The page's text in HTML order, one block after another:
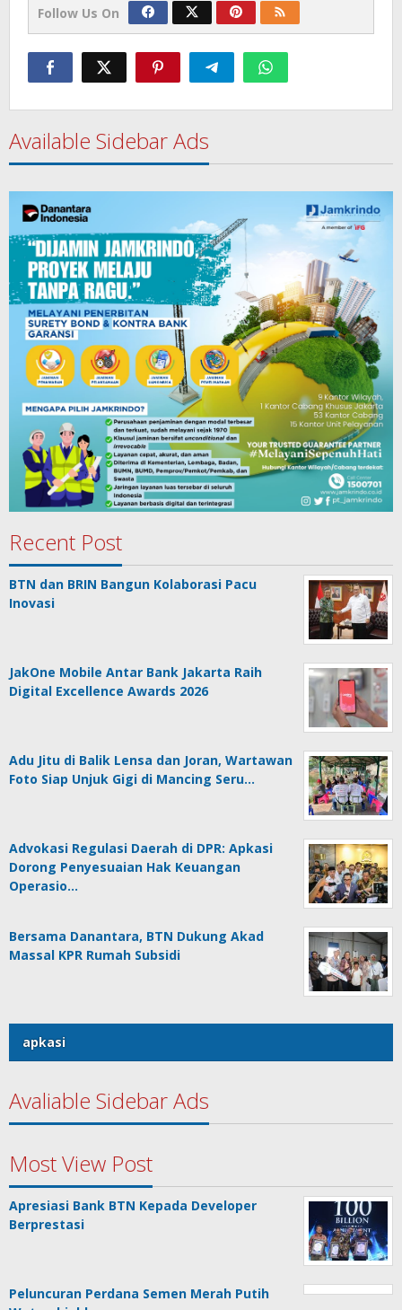
Follow Us On
Available Sidebar Ads
Recent Post
BTN dan BRIN Bangun Kolaborasi Pacu
Inovasi
JakOne Mobile Antar Bank Jakarta Raih
Digital Excellence Awards 2026
Adu Jitu di Balik Lensa dan Joran, Wartawan
Foto Siap Unjuk Gigi di Mancing Seru…
Advokasi Regulasi Daerah di DPR: Apkasi
Dorong Penyesuaian Hak Keuangan
Operasio…
Bersama Danantara, BTN Dukung Akad
Massal KPR Rumah Subsidi
apkasi
Avaliable Sidebar Ads
Most View Post
Apresiasi Bank BTN Kepada Developer
Berprestasi
Peluncuran Perdana Semen Merah Putih